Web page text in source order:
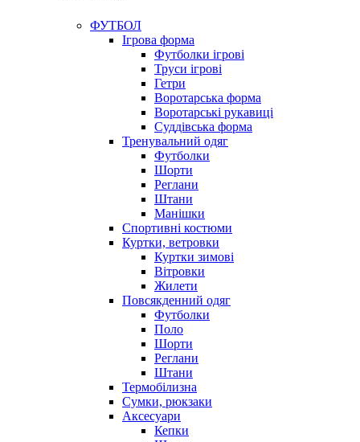
ФУТБОЛ
Ігрова форма
Футболки ігрові
Труси ігрові
Гетри
Воротарська форма
Воротарські рукавиці
Суддівська форма
Тренувальний одяг
Футболки
Шорти
Реглани
Штани
Манішки
Спортивні костюми
Куртки, ветровки
Куртки зимові
Вітровки
Жилети
Повсякденний одяг
Футболки
Поло
Шорти
Реглани
Штани
Термобілизна
Сумки, рюкзаки
Аксесуари
Кепки